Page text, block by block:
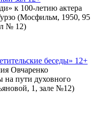
к 100-летию актера
(Мосфильм, 1950, 95
№ 12)
беседы» 12+
Овчаренко
на пути духовного
1, зале №12)